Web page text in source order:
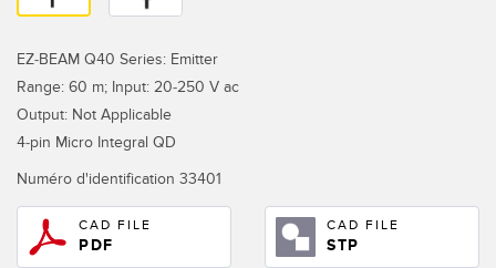
Capteurs d’aide au choix
Capteurs de détection de zone
Capteurs de surveillance des conditions
Capteurs de surveillance des conditions sans fil
Capteurs de vibrations
Télésurveillance
LIENS CONNEXES
EZ-BEAM Q40 Series: Emitter
Range: 60 m; Input: 20-250 V ac
Output: Not Applicable
4-pin Micro Integral QD
Numéro d'identification 33401
CAD FILE
PDF
CAD FILE
STP